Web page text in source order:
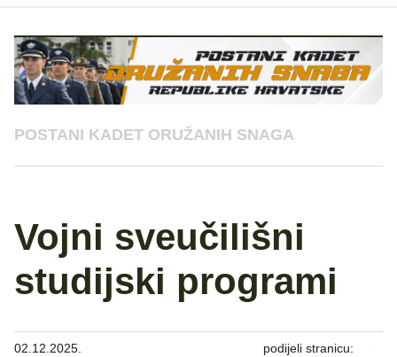
POSTANI KADET ORUŽANIH SNAGA
Vojni sveučilišni
studijski programi
02.12.2025. podijeli stranicu: